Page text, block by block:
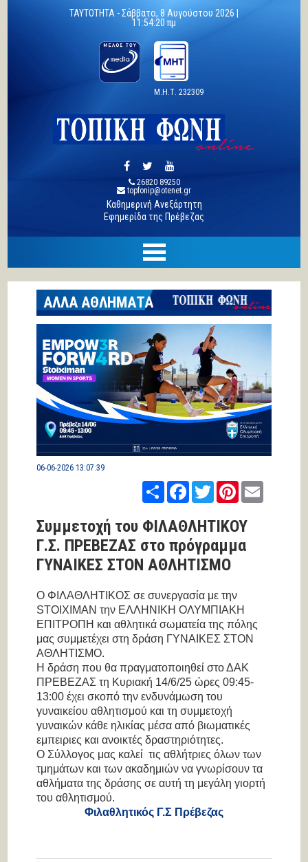
TAYTOTHTA -Σάββατο, 8 Αυγούστου 2026 |
11:54:20 πμ
Μ.Η.Τ. 232309
26820 89250
topfonip@otenet.gr
Καθημερινή Ανεξάρτητη
Εφημερίδα της Πρέβεζας
ΑΛΛΑ ΑΘΛΗΜΑΤΑ
06-06-2026 13:07:39
ShareFacebook
TwitterPinterestEmail
Συμμετοχή του ΦΙΛΑΘΛΗΤΙΚΟΥ
Γ.Σ. ΠΡΕΒΕΖΑΣ στο πρόγραμμα
ΓΥΝΑΙΚΕΣ ΣΤΟΝ ΑΘΛΗΤΙΣΜΟ
Ο ΦΙΛΑΘΛΗΤΙΚΟΣ σε συνεργασία με την
STOIXIMAN την ΕΛΛΗΝΙΚΗ ΟΛΥΜΠΙΑΚΗ
ΕΠΙΤΡΟΠΗ και αθλητικά σωματεία της πόλης
μας συμμετέχει στη δράση ΓΥΝΑΙΚΕΣ ΣΤΟΝ
ΑΘΛΗΤΙΣΜΟ.
Η δράση που θα πραγματοποιηθεί στο ΔΑΚ
ΠΡΕΒΕΖΑΣ τη Κυριακή 14/6/25 ώρες 09:45-
13:00 έχει σκοπό την ενδυνάμωση του
γυναικείου αθλητισμού και τη συμμετοχή
γυναικών κάθε ηλικίας μέσα από βιωματικές
εμπειριες και ανοικτές δραστηριότητες.
Ο Σύλλογος μας καλεί τις αθλήτριες όλων των
τμημάτων και των ακαδημιών να γνωρίσουν τα
αθλήματα της δράσης σε αυτή τη μεγάλη γιορτή
του αθλητισμού.
Φιλαθλητικός Γ.Σ Πρέβεζας